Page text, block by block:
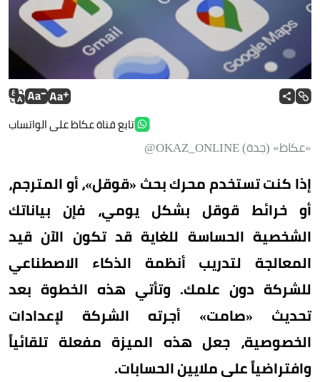
تابع قناة عكاظ على الواتساب
«عكاظ» (جدة) OKAZ_ONLINE@
إذا كنت تستخدم محرك بحث «قوقل»، أو المترجم،
أو خرائط قوقل بشكل يومي، فإن بياناتك
الشخصية الحساسة للغاية قد تكون الآن قيد
المعالجة لتدريب أنظمة الذكاء الاصطناعي
للشركة دون علمك. وتأتي هذه الخطوة بعد
تحديث «صامت» أجرته الشركة لإعدادات
الخصوصية، جعل هذه الميزة مفعلة تلقائياً
وافتراضياً على ملايين الحسابات.